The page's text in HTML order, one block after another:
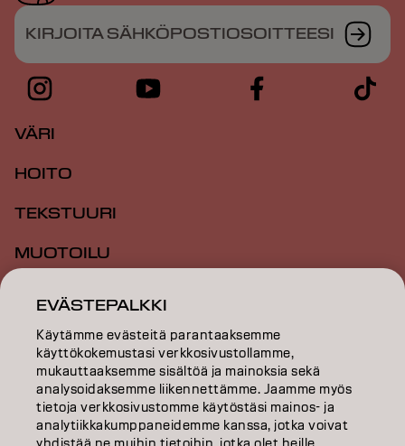
KIRJOITA SÄHKÖPOSTIOSOITTEESI
VÄRI
HOITO
TEKSTUURI
MUOTOILU
INSPIRAATIO
KOULUTUS
TIETOA MEISTÄ
SALON FINDER
EVÄSTEPALKKI
Käytämme evästeitä parantaaksemme
käyttökokemustasi verkkosivustollamme,
mukauttaaksemme sisältöä ja mainoksia sekä
analysoidaksemme liikennettämme. Jaamme myös
tietoja verkkosivustomme käytöstäsi mainos- ja
analytiikkakumppaneidemme kanssa, jotka voivat